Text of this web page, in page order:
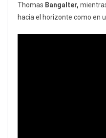
Thomas Bangalter,
hacia el horizonte como en